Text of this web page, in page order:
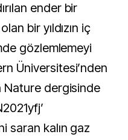
ender bir
bir yıldızın iç
gözlemlemeyi
Üniversitesi’nden
Nature dergisinde
saran kalın gaz